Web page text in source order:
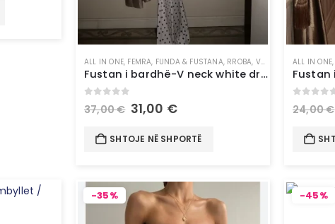
ALL IN ONE, FEMRA, FUNDA & FUSTANA, RROBA, VESHJE
Fustan i bardhë-V neck white dress
out of 5
37,00€ 31,00 €
SHTOJE NË SHPORTË
ALL IN ONE,
Fustan
out
24,00€
-35% -45%